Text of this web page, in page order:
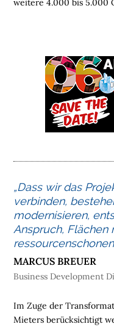
H
L
O
I
S
I
M
M
O
B
L
I
N
weitere 4.000 bis 5.000
Im Zuge der
Mieters berücksichtigt
„Dass wir das
verbinden,
modernisieren,
Anspruch, Flächen
MARCUS BREUER
Business Development